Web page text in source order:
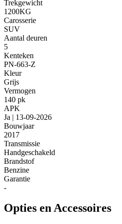
Trekgewicht
1200KG
Carosserie
SUV
Aantal deuren
5
Kenteken
PN-663-Z
Kleur
Grijs
Vermogen
140 pk
APK
Ja | 13-09-2026
Bouwjaar
2017
Transmissie
Handgeschakeld
Brandstof
Benzine
Garantie
-
Opties en Accessoires